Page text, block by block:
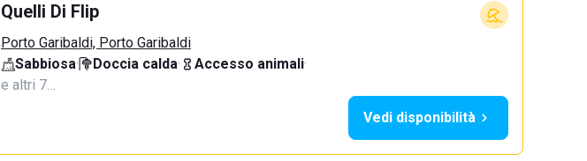
Quelli Di Flip
Porto Garibaldi, Porto Garibaldi
Sabbiosa· Doccia calda· Accesso animali·
e altri 7…
Vedi disponibilità